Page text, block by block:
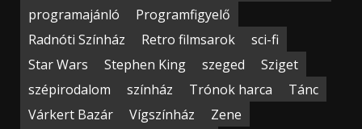
programajánló
Programfigyelő
Radnóti Színház
Retro filmsarok
sci-fi
Star Wars
Stephen King szeged
Sziget
szépirodalom
színház Trónok harca
Tánc
Várkert Bazár
Vígszínház
Zene